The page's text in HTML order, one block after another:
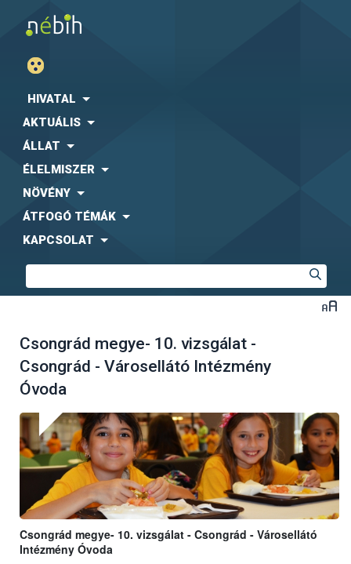
HIVATAL
AKTUÁLIS
ÁLLAT
ÉLELMISZER
NÖVÉNY
ÁTFOGÓ TÉMÁK
KAPCSOLAT
Csongrád megye- 10. vizsgálat -
Csongrád - Városellátó Intézmény
Óvoda
Csongrád megye- 10. vizsgálat - Csongrád - Városellátó
Intézmény Óvoda